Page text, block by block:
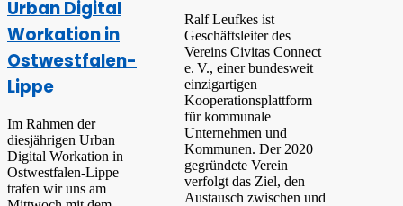
Urban Digital
Workation in
Ostwestfalen-
Lippe
Im Rahmen der
diesjährigen Urban
Digital Workation in
Ostwestfalen-Lippe
trafen wir uns am
Ralf Leufkes ist
Geschäftsleiter des
Vereins Civitas Connect
e. V., einer bundesweit
einzigartigen
Kooperationsplattform
für kommunale
Unternehmen und
Kommunen. Der 2020
gegründete Verein
verfolgt das Ziel, den
Austausch zwischen und